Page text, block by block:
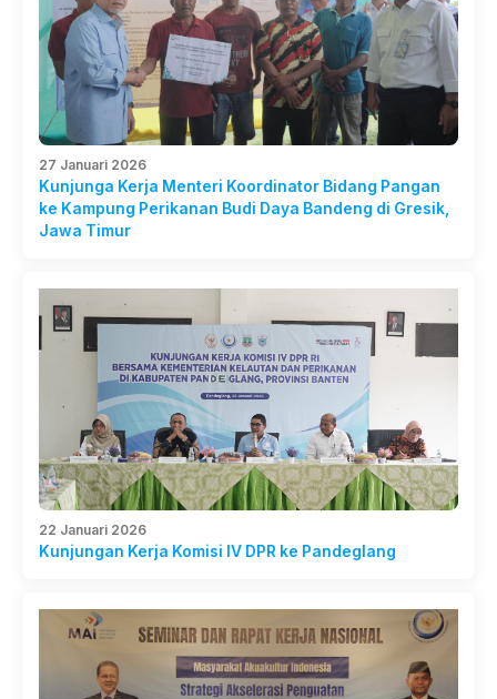
27 Januari 2026
Kunjunga Kerja Menteri Koordinator Bidang Pangan
ke Kampung Perikanan Budi Daya Bandeng di Gresik,
Jawa Timur
22 Januari 2026
Kunjungan Kerja Komisi IV DPR ke Pandeglang